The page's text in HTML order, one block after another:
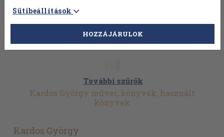
További szűrők
Kardos György művei, könyvek, használt
könyvek
Kardos György
Sütibeállítások
HOZZÁJÁRULOK